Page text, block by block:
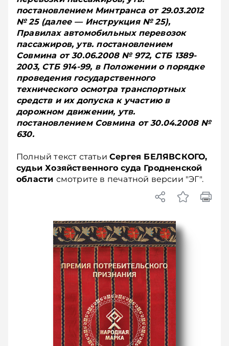
постановлением Минтранса от 29.03.2012
№ 25 (далее — Инструкция № 25),
Правилах автомобильных перевозок
пассажиров, утв. постановлением
Совмина от 30.06.2008 № 972, СТБ 1389-
2003, СТБ 914-99, в Положении о порядке
проведения государственного
технического осмотра транспортных
средств и их допуска к участию в
дорожном движении, утв.
постановлением Совмина от 30.04.2008 №
630.
Полный текст статьи Сергея БЕЛЯВСКОГО,
судьи Хозяйственного суда Гродненской
области смотрите в печатной версии "ЭГ".